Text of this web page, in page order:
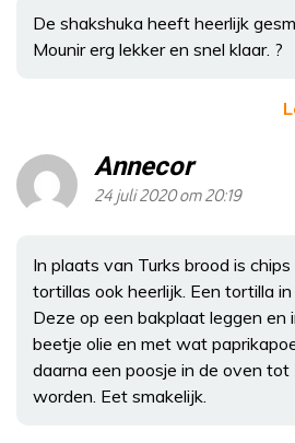
De shakshuka heeft heerlijk
Mounir erg lekker en snel klaar. ?
Annecor
24 juli 2020 om 20:19
In plaats van Turks brood is
tortillas ook heerlijk. Een tortilla
Deze op een bakplaat leggen en
beetje olie en met wat
daarna een poosje in de oven tot
worden. Eet smakelijk.